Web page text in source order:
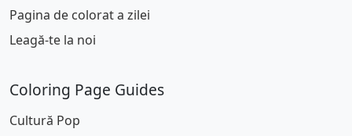
Pagina de colorat a zilei
Leagă-te la noi
Coloring Page Guides
Cultură Pop